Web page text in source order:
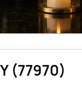
(77970)